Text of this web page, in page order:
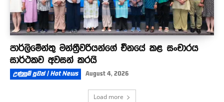
පාර්ලිමේන්තු මන්ත්‍රීවරියන්ගේ චීනයේ කළ සංචාරය
සාර්ථකව අවසන් කරයි
උණුසුම් පුවත් | Hot News August 4, 2026
Load more